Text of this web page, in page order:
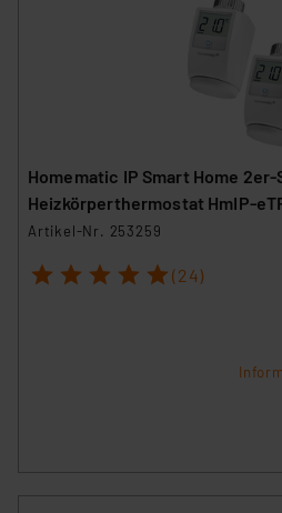
Homematic IP Smart Home 2er-
Heizkörperthermostat HmIP-
Artikel-Nr. 253259
1 2 3 4 5 (24)